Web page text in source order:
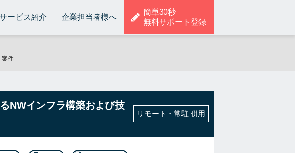
サービス紹介 企業担当者様へ
簡単30秒
無料サポート登録
案件
NWインフラ構築および技
リモート・常駐 併用